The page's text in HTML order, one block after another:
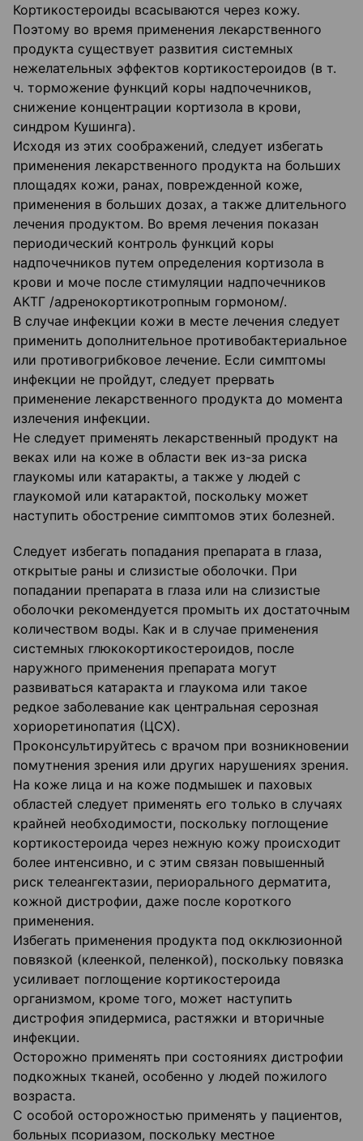
Кортикостероиды всасываются через кожу.
Поэтому во время применения лекарственного
продукта существует развития системных
нежелательных эффектов кортикостероидов (в т.
ч. торможение функций коры надпочечников,
снижение концентрации кортизола в крови,
синдром Кушинга).
Исходя из этих соображений, следует избегать
применения лекарственного продукта на больших
площадях кожи, ранах, поврежденной коже,
применения в больших дозах, а также длительного
лечения продуктом. Во время лечения показан
периодический контроль функций коры
надпочечников путем определения кортизола в
крови и моче после стимуляции надпочечников
АКТГ /адренокортикотропным гормоном/.
В случае инфекции кожи в месте лечения следует
применить дополнительное противобактериальное
или противогрибковое лечение. Если симптомы
инфекции не пройдут, следует прервать
применение лекарственного продукта до момента
излечения инфекции.
Не следует применять лекарственный продукт на
веках или на коже в области век из-за риска
глаукомы или катаракты, а также у людей с
глаукомой или катарактой, поскольку может
наступить обострение симптомов этих болезней.
Следует избегать попадания препарата в глаза,
открытые раны и слизистые оболочки. При
попадании препарата в глаза или на слизистые
оболочки рекомендуется промыть их достаточным
количеством воды. Как и в случае применения
системных глюкокортикостероидов, после
наружного применения препарата могут
развиваться катаракта и глаукома или такое
редкое заболевание как центральная серозная
хориоретинопатия (ЦСХ).
Проконсультируйтесь с врачом при возникновении
помутнения зрения или других нарушениях зрения.
На коже лица и на коже подмышек и паховых
областей следует применять его только в случаях
крайней необходимости, поскольку поглощение
кортикостероида через нежную кожу происходит
более интенсивно, и с этим связан повышенный
риск телеангектазии, периорального дерматита,
кожной дистрофии, даже после короткого
применения.
Избегать применения продукта под окклюзионной
повязкой (клеенкой, пеленкой), поскольку повязка
усиливает поглощение кортикостероида
организмом, кроме того, может наступить
дистрофия эпидермиса, растяжки и вторичные
инфекции.
Осторожно применять при состояниях дистрофии
подкожных тканей, особенно у людей пожилого
возраста.
С особой осторожностью применять у пациентов,
больных псориазом, поскольку местное